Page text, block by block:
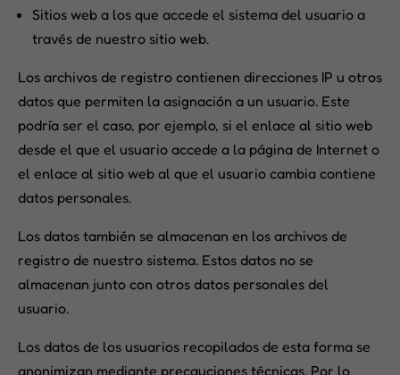
Sitios web a los que accede el sistema del usuario a
través de nuestro sitio web.
Los archivos de registro contienen direcciones IP u otros
datos que permiten la asignación a un usuario. Este
podría ser el caso, por ejemplo, si el enlace al sitio web
desde el que el usuario accede a la página de Internet o
el enlace al sitio web al que el usuario cambia contiene
datos personales.
Los datos también se almacenan en los archivos de
registro de nuestro sistema. Estos datos no se
almacenan junto con otros datos personales del
usuario.
Los datos de los usuarios recopilados de esta forma se
anonimizan mediante precauciones técnicas. Por lo